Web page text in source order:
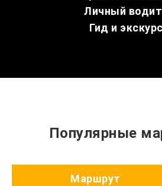
Личный
Гид и
Популярные
Маршрут